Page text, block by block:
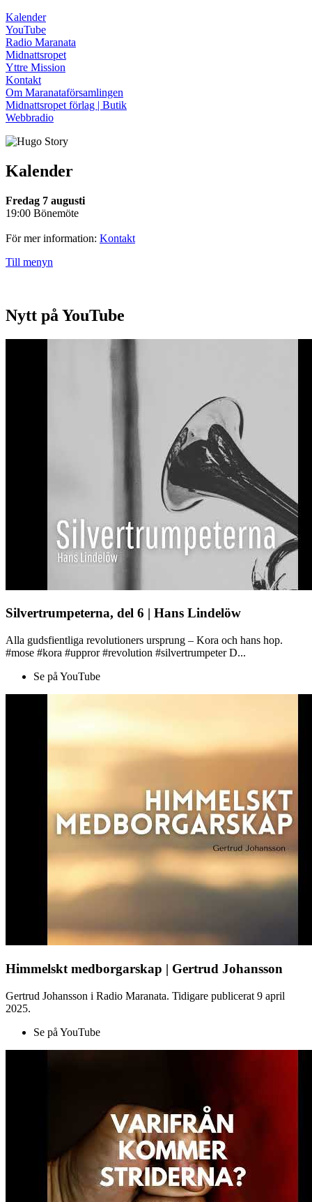
Kalender
YouTube
Radio Maranata
Midnattsropet
Yttre Mission
Kontakt
Om Maranataförsamlingen
Midnattsropet förlag | Butik
Webbradio
Kalender
Fredag 7 augusti
19:00 Bönemöte
För mer information: Kontakt
Till menyn
Nytt på YouTube
Silvertrumpeterna, del 6 | Hans Lindelöw
Alla gudsfientliga revolutioners ursprung – Kora och hans hop.
#mose #kora #uppror #revolution #silvertrumpeter D...
Se på YouTube
Himmelskt medborgarskap | Gertrud Johansson
Gertrud Johansson i Radio Maranata. Tidigare publicerat 9 april
2025.
Se på YouTube